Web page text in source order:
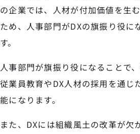
の企業では、人材が付加価値を生
ため、人事部門がDXの旗振り役に
す。
人事部門が旗振り役になることで
従業員教育やDX人材の採用を通じ
能になります。
また、DXには組織風土の改革が欠